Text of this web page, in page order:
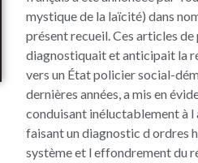
mystique de la laïcité) dans
présent recueil. Ces articles
diagnostiquait et anticipait la
vers un État policier social-
dernières années, a mis en
conduisant inéluctablement à
faisant un diagnostic d ordres
système et l effondrement du